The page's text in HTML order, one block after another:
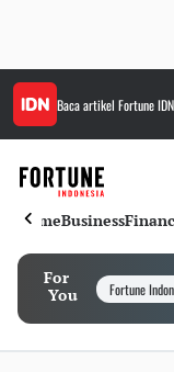
Baca artikel Fortune IDN
HomeBusiness
For
You
Fortune